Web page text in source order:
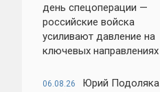
день спецоперации —
российские войска
усиливают давление на
ключевых направлениях
06.08.26
Юрий Подоляка